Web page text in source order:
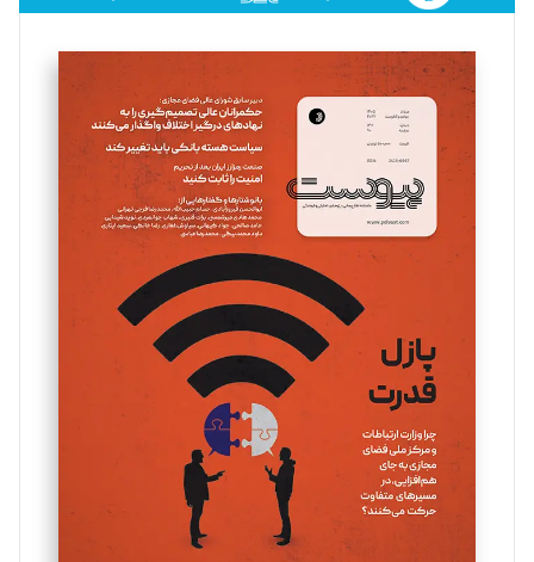
فائزه فتحی رستمی
تحریریه
سروش کرمیان
تحریریه
مینا پاکدل
یسنا امان‌پور
تحریریه
ملینا جعفری
تحریریه